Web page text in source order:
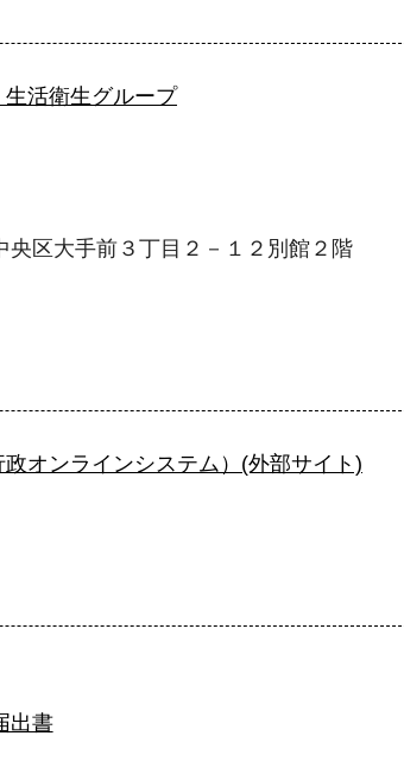
活衛生グループ
大手前３丁目２－１２別館２階
オンラインシステム）(外部サイト)
出書